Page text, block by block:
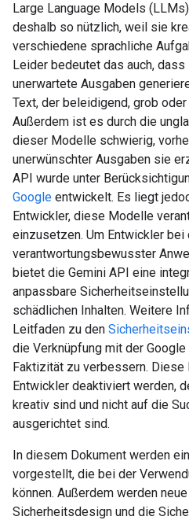
Large Language Models
deshalb so nützlich, weil sie
verschiedene sprachliche
Leider bedeutet das auch,
unerwartete Ausgaben
Text, der beleidigend, grob
Außerdem ist es durch die
dieser Modelle schwierig,
unerwünschter Ausgaben sie
API wurde unter
Google entwickelt. Es liegt
Entwickler, diese Modelle
einzusetzen. Um Entwickler
verantwortungsbewusster
bietet die Gemini API eine
anpassbare
schädlichen Inhalten. Weitere
Leitfaden zu den
die Verknüpfung mit der
Faktizität zu verbessern. Diese
Entwickler deaktiviert werden,
kreativ sind und nicht auf die
ausgerichtet sind.
In diesem Dokument werden
vorgestellt, die bei der
können. Außerdem werden
Sicherheitsdesign und die